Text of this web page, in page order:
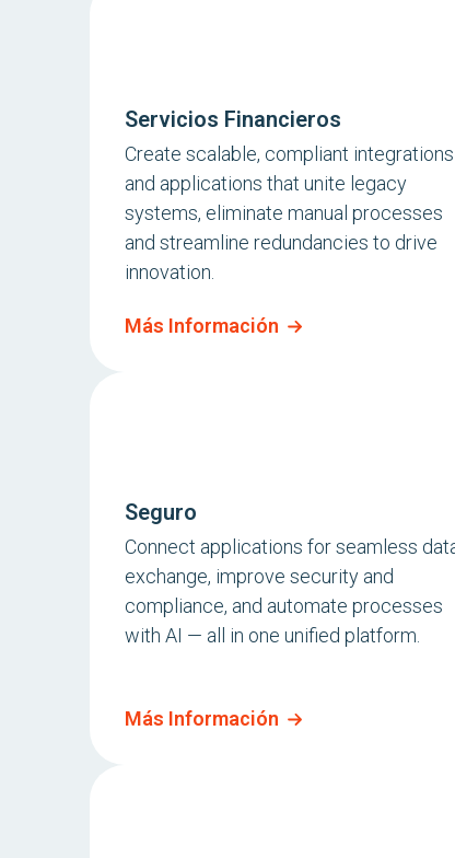
Servicios Financieros
Create scalable, compliant integrations
and applications that unite legacy
systems, eliminate manual processes
and streamline redundancies to drive
innovation.
Más Información
Seguro
Connect applications for seamless
exchange, improve security and
compliance, and automate processes
with AI — all in one unified platform.
Más Información